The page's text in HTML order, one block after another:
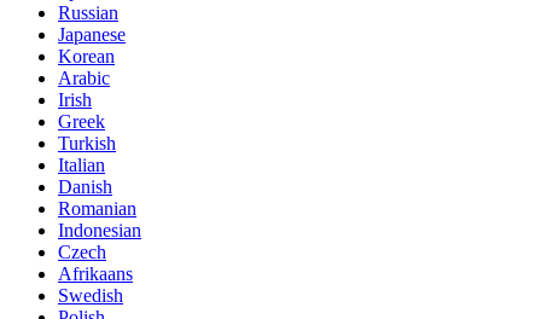
Russian
Japanese
Korean
Arabic
Irish
Greek
Turkish
Italian
Danish
Romanian
Indonesian
Czech
Afrikaans
Swedish